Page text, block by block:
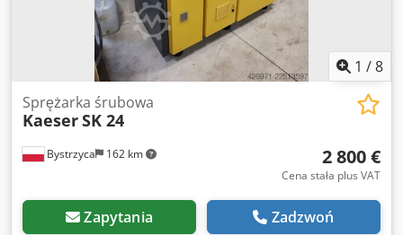
1 /8
Bystrzyca 162 km
Sprężarka śrubowa
KaeserSK 24
2 800 €
Cena stała plus VAT
Zapytania Zadzwoń